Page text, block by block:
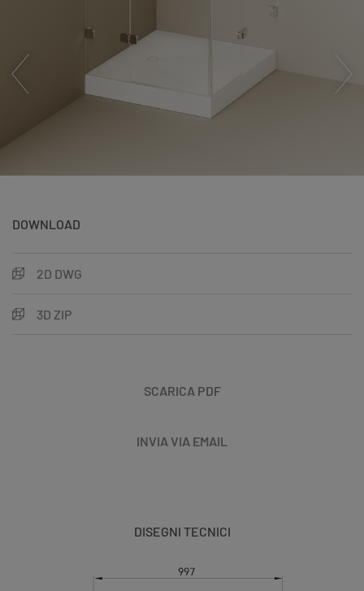
DOWNLOAD
2D DWG
3D ZIP
SCARICA PDF
INVIA VIA EMAIL
DISEGNI TECNICI